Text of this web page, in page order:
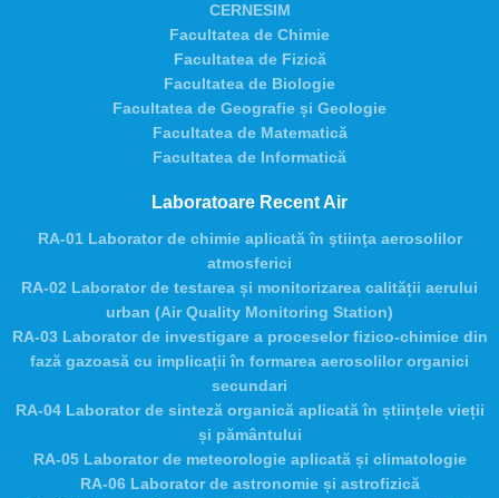
CERNESIM
Facultatea de Chimie
Facultatea de Fizică
Facultatea de Biologie
Facultatea de Geografie și Geologie
Facultatea de Matematică
Facultatea de Informatică
Laboratoare Recent Air
RA-01 Laborator de chimie aplicată în ştiinţa aerosolilor
atmosferici
RA-02 Laborator de testarea și monitorizarea calității aerului
urban (Air Quality Monitoring Station)
RA-03 Laborator de investigare a proceselor fizico-chimice din
fază gazoasă cu implicații în formarea aerosolilor organici
secundari
RA-04 Laborator de sinteză organică aplicată în științele vieții
și pământului
RA-05 Laborator de meteorologie aplicată și climatologie
RA-06 Laborator de astronomie și astrofizică